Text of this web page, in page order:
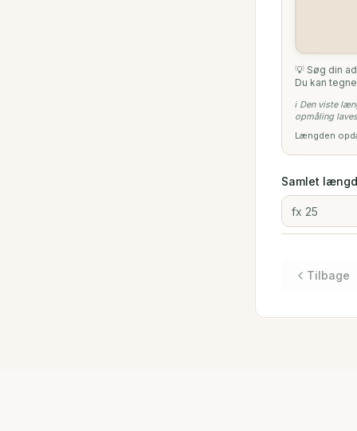
💡 Søg din
Du kan
ℹ️ Den viste
opmåling
Længden
Samlet
Tilbage